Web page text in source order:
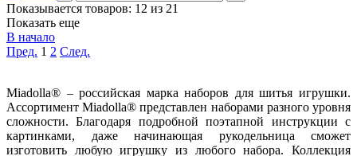
Показывается товаров: 12 из 21
Показать еще
В начало
Пред. 1 2 След.
Miadolla® – российская марка наборов для шитья игрушки.
Ассортимент Miadolla® представлен наборами разного уровня
сложности. Благодаря подробной поэтапной инструкции с
картинками, даже начинающая рукодельница сможет
изготовить любую игрушку из любого набора. Коллекция